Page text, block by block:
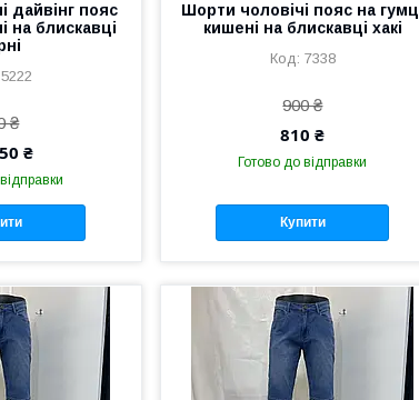
дайвінг пояс
на блискавці
5222
₴
₴
Шорти чоловічі пояс на
кишені на блискавці хакі
7338
900 ₴
810 ₴
Готово до відправки
Купити